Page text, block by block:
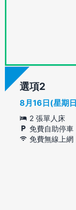
選項
8月16日(星期
2 張單人床
免費自助停車
免費無線上網